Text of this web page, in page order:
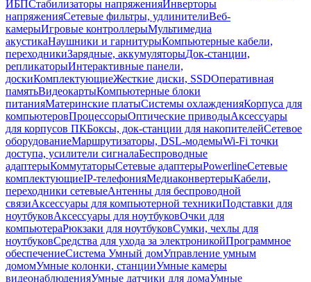
ИБПСтабилизаторы напряженияИнверторы
напряженияСетевые фильтры, удлинителиВеб-
камерыИгровые контроллерыМультимедиа
акустикаНаушники и гарнитурыКомпьютерные кабели,
переходникиЗарядные, аккумуляторыДок-станции,
репликаторыИнтерактивные панели,
доскиКомплектующиеЖесткие диски, SSDОперативная
памятьВидеокартыКомпьютерные блоки
питанияМатеринские платыСистемы охлажденияКорпуса для
компьютеровПроцессорыОптические приводыАксессуары
для корпусов ПКБоксы, док-станции для накопителейСетевое
оборудованиеМаршрутизаторы, DSL-модемыWi-Fi точки
доступа, усилители сигналаБеспроводные
адаптерыКоммутаторыСетевые адаптерыPowerlineСетевые
комплектующиеIP-телефонияМедиаконвертерыКабели,
переходники сетевыеАнтенны для беспроводной
связиАксессуары для компьютерной техникиПодставки для
ноутбуковАксессуары для ноутбуковОчки для
компьютераРюкзаки для ноутбуковСумки, чехлы для
ноутбуковСредства для ухода за электроникойПрограммное
обеспечениеСистема Умный домУправление умным
домомУмные колонки, станцииУмные камеры
видеонаблюденияУмные датчики для домаУмные